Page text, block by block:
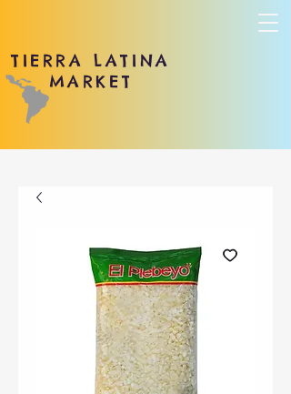
TIERRA LATINA
MARKET